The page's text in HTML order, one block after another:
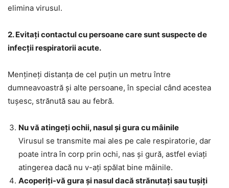
elimina virusul.
2. Evitați contactul cu persoane care sunt suspecte de
infecții respiratorii acute.
Mențineți distanța de cel puțin un metru între
dumneavoastră și alte persoane, în special când acestea
tușesc, strănută sau au febră.
Nu vă atingeți ochii, nasul și gura cu mâinile
Virusul se transmite mai ales pe cale respiratorie, dar
poate intra în corp prin ochi, nas și gură, astfel eviați
atingerea dacă nu v-ați spălat bine mâinile.
Acoperiți-vă gura și nasul dacă strănutați sau tușiți